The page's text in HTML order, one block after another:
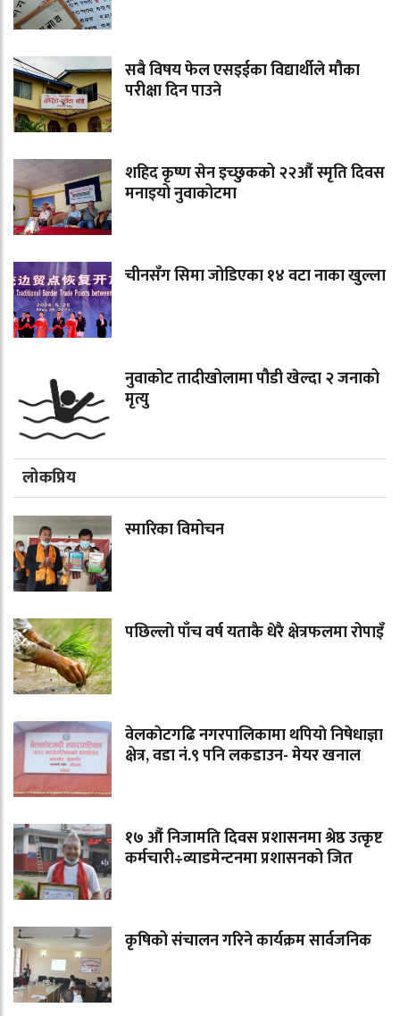
सबै विषय फेल एसइईका विद्यार्थीले मौका
परीक्षा दिन पाउने
शहिद कृष्ण सेन इच्छुकको २२औं स्मृति दिवस
मनाइयो नुवाकोटमा
चीनसँग सिमा जोडिएका १४ वटा नाका खुल्ला
नुवाकोट तादीखोलामा पौडी खेल्दा २ जनाको
मृत्यु
लोकप्रिय
स्मारिका विमोचन
पछिल्लो पाँच वर्ष यताकै धेरै क्षेत्रफलमा रोपाइँ
वेलकाेटगढि नगरपालिकामा थपियाे निषेधाज्ञा
क्षेत्र, वडा नं.९ पनि लकडाउन- मेयर खनाल
१७ औं निजामति दिवस प्रशासनमा श्रेष्ठ उत्कृष्ट
कर्मचारी÷व्याडमेन्टनमा प्रशासनको जित
कृषिको संचालन गरिने कार्यक्रम सार्वजनिक